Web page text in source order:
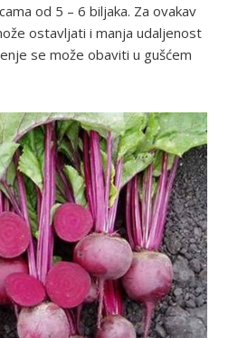
od 5 – 6 biljaka. Za ovakav
ostavljati i manja udaljenost
se može obaviti u gušćem